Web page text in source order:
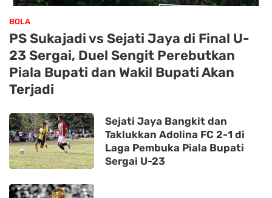
BOLA
PS Sukajadi vs Sejati Jaya di Final U-
23 Sergai, Duel Sengit Perebutkan
Piala Bupati dan Wakil Bupati Akan
Terjadi
Sejati Jaya Bangkit dan
Taklukkan Adolina FC 2-1 di
Laga Pembuka Piala Bupati
Sergai U-23